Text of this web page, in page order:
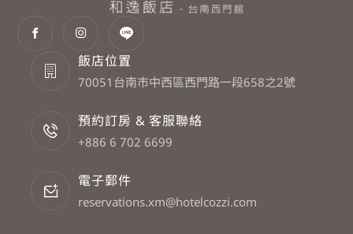
飯店位置
70051台南市中西區西門路一段658之2號
預約訂房 & 客服聯絡
+886 6 702 6699
電子郵件
reservations.xm@hotelcozzi.com